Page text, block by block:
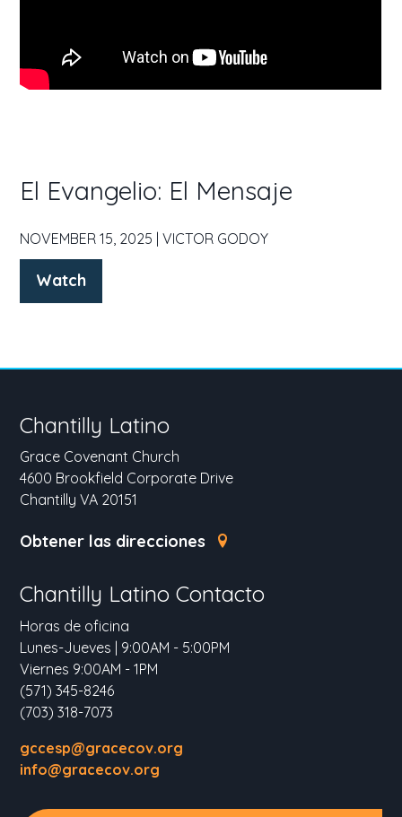
El Evangelio: El Mensaje
NOVEMBER 15, 2025 | VICTOR GODOY
Watch
Chantilly Latino
Grace Covenant Church
4600 Brookfield Corporate Drive
Chantilly VA 20151
Obtener las direcciones
Chantilly Latino Contacto
Horas de oficina
Lunes-Jueves | 9:00AM - 5:00PM
Viernes 9:00AM - 1PM
(571) 345-8246
(703) 318-7073
gccesp@gracecov.org
info@gracecov.org